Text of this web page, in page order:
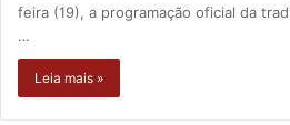
feira (19), a programação oficial da
…
Leia mais »